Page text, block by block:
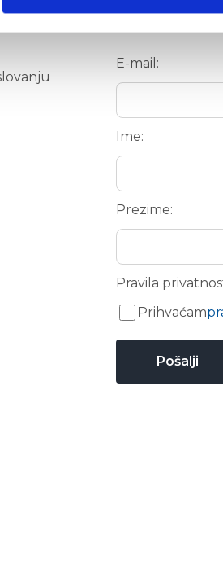
molimo
E-mail:
Ime:
Prezime:
Pravila
Prihvaćam